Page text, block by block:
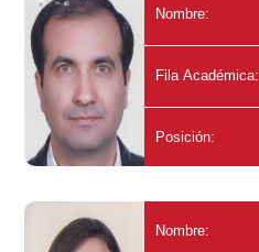
Nombre:
Fila Académica:
Posición:
Nombre: